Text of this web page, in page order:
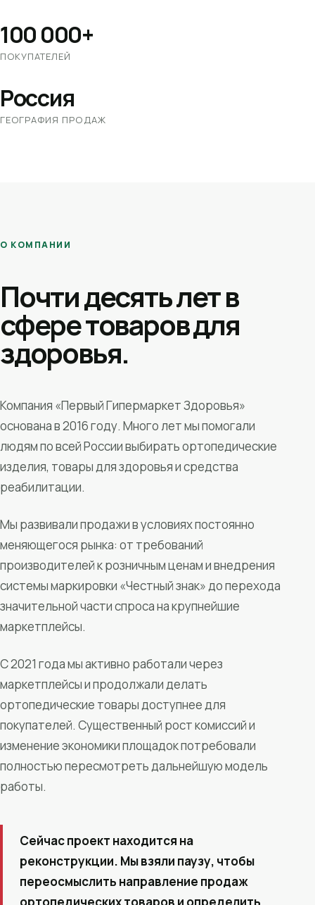
100 000+
ПОКУПАТЕЛЕЙ
Россия
ГЕОГРАФИЯ ПРОДАЖ
О КОМПАНИИ
Почти десять лет в
сфере товаров для
здоровья.
Компания «Первый Гипермаркет Здоровья»
основана в 2016 году. Много лет мы помогали
людям по всей России выбирать ортопедические
изделия, товары для здоровья и средства
реабилитации.
Мы развивали продажи в условиях постоянно
меняющегося рынка: от требований
производителей к розничным ценам и внедрения
системы маркировки «Честный знак» до перехода
значительной части спроса на крупнейшие
маркетплейсы.
С 2021 года мы активно работали через
маркетплейсы и продолжали делать
ортопедические товары доступнее для
покупателей. Существенный рост комиссий и
изменение экономики площадок потребовали
полностью пересмотреть дальнейшую модель
работы.
Сейчас проект находится на
реконструкции. Мы взяли паузу, чтобы
переосмыслить направление продаж